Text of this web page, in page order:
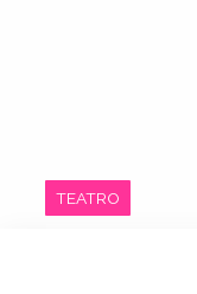
TEATRO